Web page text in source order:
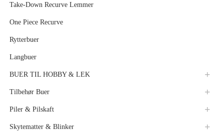
Take-Down Recurve Lemmer
One Piece Recurve
Rytterbuer
Langbuer
BUER TIL HOBBY & LEK
Tilbehør Buer
Piler & Pilskaft
Skytematter & Blinker